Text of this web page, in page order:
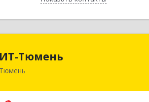
ИТ-Тюмень
Тюмень625000, Тюменская обл, Тюмень г,